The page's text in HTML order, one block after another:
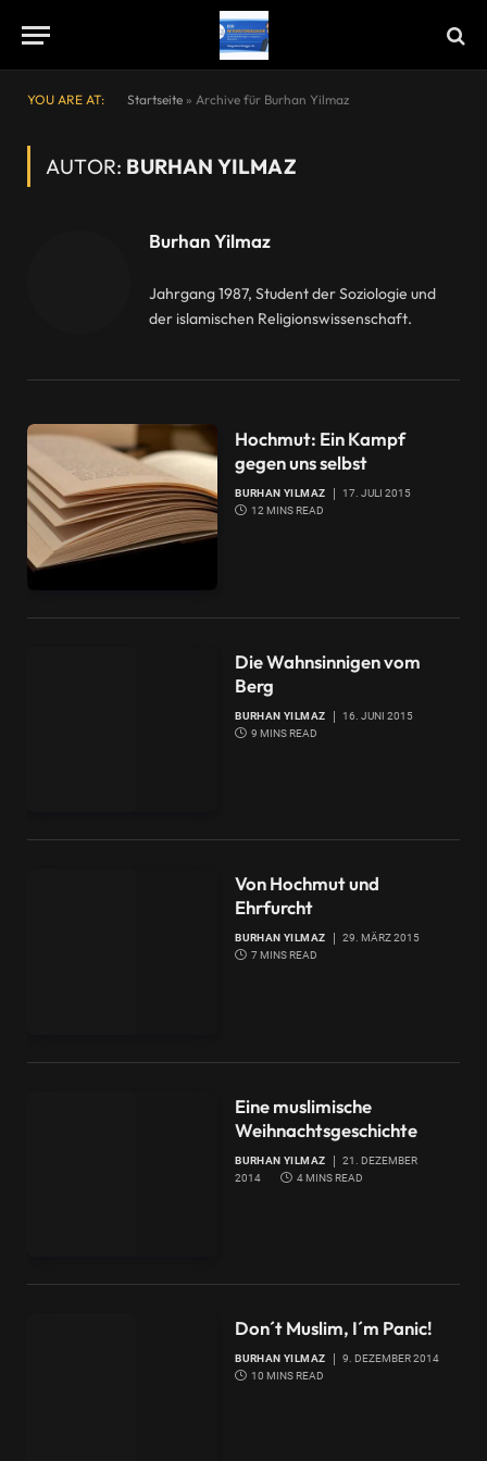
YOU ARE AT: Startseite » Archive für Burhan Yilmaz
AUTOR: BURHAN YILMAZ
Burhan Yilmaz
Jahrgang 1987, Student der Soziologie und
der islamischen Religionswissenschaft.
Hochmut: Ein Kampf
gegen uns selbst
BURHAN YILMAZ
17. JULI 2015
12 MINS READ
Die Wahnsinnigen vom
Berg
BURHAN YILMAZ
16. JUNI 2015
9 MINS READ
Von Hochmut und
Ehrfurcht
BURHAN YILMAZ
29. MÄRZ 2015
7 MINS READ
Eine muslimische
Weihnachtsgeschichte
BURHAN YILMAZ
21. DEZEMBER
2014
4 MINS READ
Don´t Muslim, I´m Panic!
BURHAN YILMAZ
9. DEZEMBER 2014
10 MINS READ